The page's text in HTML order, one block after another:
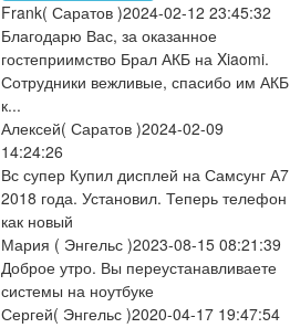
Frank( Саратов )2024-02-12 23:45:32
Благодарю Вас, за оказанное
гостеприимство Брал АКБ на Xiaomi.
Сотрудники вежливые, спасибо им АКБ
к...
Алексей( Саратов )2024-02-09
14:24:26
Вс супер Купил дисплей на Самсунг А7
2018 года. Установил. Теперь телефон
как новый
Мария ( Энгельс )2023-08-15 08:21:39
Доброе утро. Вы переустанавливаете
системы на ноутбуке
Сергей( Энгельс )2020-04-17 19:47:54